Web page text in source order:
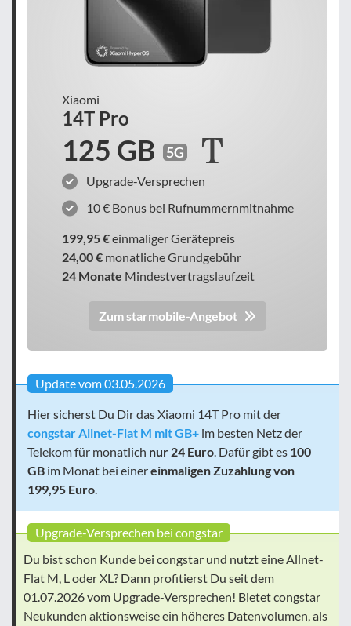
Xiaomi
14T Pro
125 GB 5G
Upgrade-Versprechen
10 € Bonus bei Rufnummernmitnahme
199,95 €einmaliger Gerätepreis
24,00 € monatliche Grundgebühr
24 Monate Mindestvertragslaufzeit
Zum starmobile-Angebot
Update vom 03.05.2026
Hier sicherst Du Dir das Xiaomi 14T Pro mit der
congstar Allnet-Flat M mit GB+ im besten Netz der
Telekom für monatlich nur 24 Euro. Dafür gibt es 100
GB im Monat bei einereinmaligen Zuzahlung von
199,95 Euro.
Upgrade-Versprechen bei congstar
Du bist schon Kunde bei congstar und nutzt eine Allnet-
Flat M, L oder XL? Dann profitierst Du seit dem
01.07.2026 vom Upgrade-Versprechen! Bietet congstar
Neukunden aktionsweise ein höheres Datenvolumen, als